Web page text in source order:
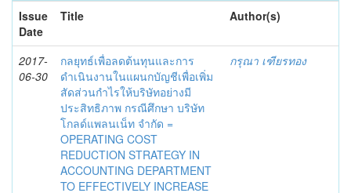
Issue
Date
Title Author(s)
2017-
06-30
กลยุทธ์เพื่อลดต้นทุนและการ
ดำเนินงานในแผนกบัญชีเพื่อเพิ่ม
สัดส่วนกำไรให้บริษัทอย่างมี
ประสิทธิภาพ กรณีศึกษา บริษัท
โกลด์แพลนเน็ท จำกัด =
OPERATING COST
REDUCTION STRATEGY IN
ACCOUNTING DEPARTMENT
TO EFFECTIVELY INCREASE
กรุณา เฑียรทอง